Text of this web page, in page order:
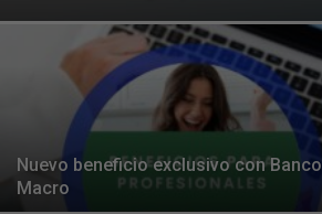
Nuevo beneficio exclusivo con Banco
Macro